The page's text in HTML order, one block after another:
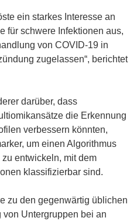
ein starkes Interesse an
für schwere Infektionen aus,
von COVID-19 in
zugelassen“, berichtet
darüber, dass
die Erkennung
verbessern könnten,
um einen Algorithmus
entwickeln, mit dem
klassifizierbar sind.
zu den gegenwärtig üblichen
von Untergruppen bei an